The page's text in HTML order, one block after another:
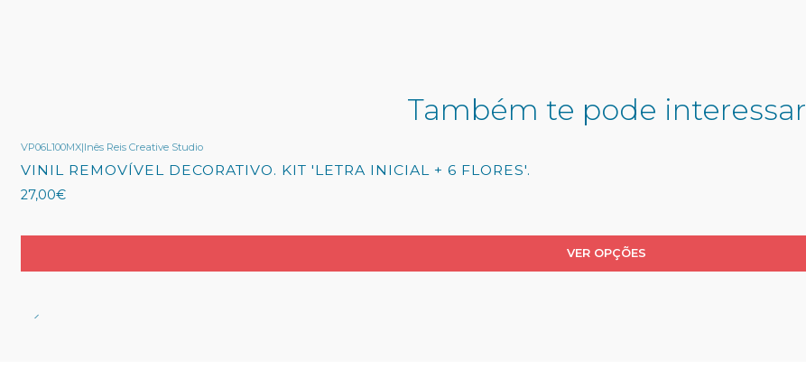
Também te pode interessar
VP06L100MX|Inês Reis Creative Studio
VINIL REMOVÍVEL DECORATIVO. KIT 'LETRA INICIAL + 6 FLORES'.
27,00€
VER OPÇÕES